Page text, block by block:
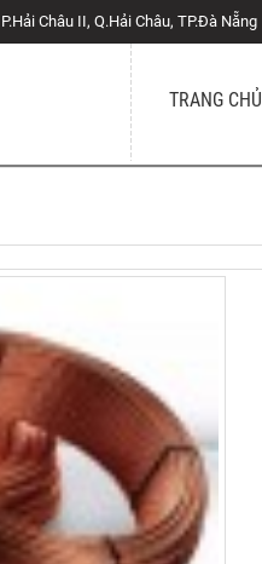
Châu II, Q.Hải Châu, TP.Đà Nẵng
TRANG CHỦ